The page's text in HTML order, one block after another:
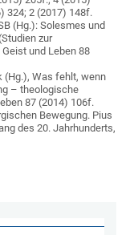
324; 2 (2017) 148f.
(Hg.): Solesmes und
zur
und Leben 88
(Hg.), Was fehlt, wenn
– theologische
87 (2014) 106f.
Bewegung. Pius
des 20. Jahrhunderts,